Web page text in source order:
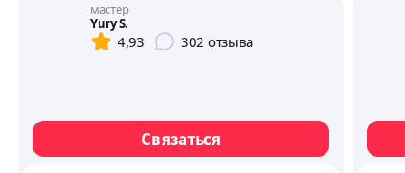
мастер
Yury S.
4,93 302 отзыва
Связаться